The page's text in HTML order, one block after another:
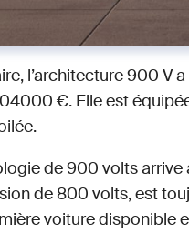
l’architecture 900 V
€. Elle est
de 900 volts
de 800 volts, est
voiture disponible